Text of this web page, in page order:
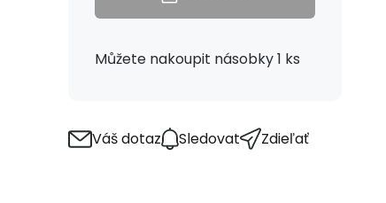
Můžete nakoupit násobky 1 ks
Váš dotaz Sledovat Zdieľať